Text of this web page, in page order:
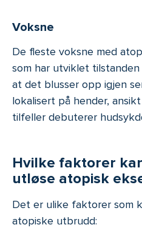
Voksne
De fleste voksne med
som har utviklet
at det blusser opp igjen
lokalisert på hender,
tilfeller debuterer
Hvilke faktorer
utløse atopisk
Det er ulike faktorer som
atopiske utbrudd: